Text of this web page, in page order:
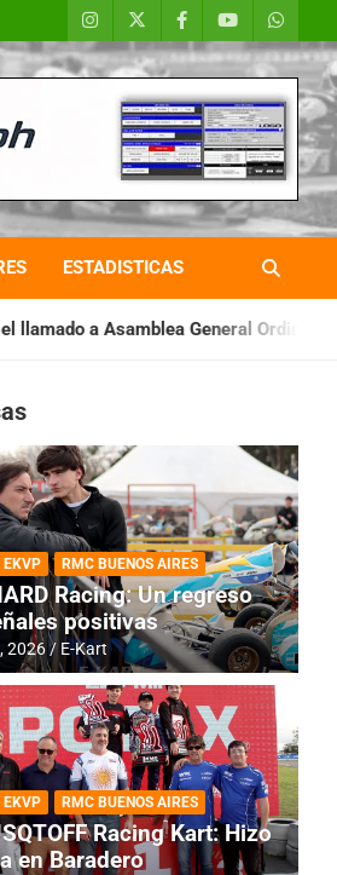
ESTADISTICAS
Ordinaria IAME SERIES
jornada
EKVP RMC BUENOS AIRES
Racing: Un regreso
positivas
2026 E-Kart
EKVP RMC BUENOS AIRES
Racing Kart: Hizo
en Baradero